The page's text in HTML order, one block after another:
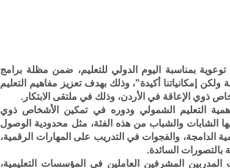
بمناسبة اليوم الدولي للتعليم، ضمن مظلة برامج
إمكانياتنا أكيدة"، وذلك بهدف تعزيز مفاهيم التعليم
ذوي الإعاقة في الأردن، وذلك في ملتقى الابتكار.
التعليم الشمولي ودوره في تمكين الأشخاص ذوي
الشابات والشباب من هذه الفئة، مثل محدودية الوصول
الدامجة، والفجوات في التدريب على المهارات الرقمية،
بالتصورات السائدة.
المشرفين العاملين في المؤسسات التعليمية،